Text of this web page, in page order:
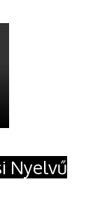
Nyelvű